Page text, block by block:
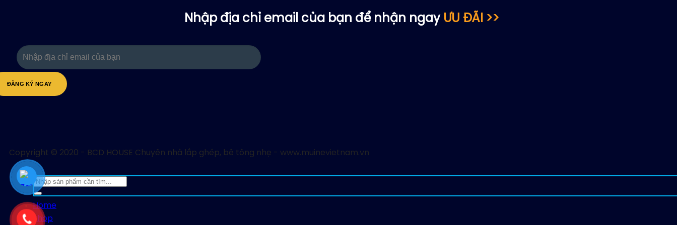
Nhập địa chỉ email của bạn để nhận ngay ƯU ĐÃI >>
Copyright © 2020 - BCD HOUSE Chuyên nhà lắp ghép, bê tông nhẹ - www.muinevietnam.vn
Search
for:
Home
Shop